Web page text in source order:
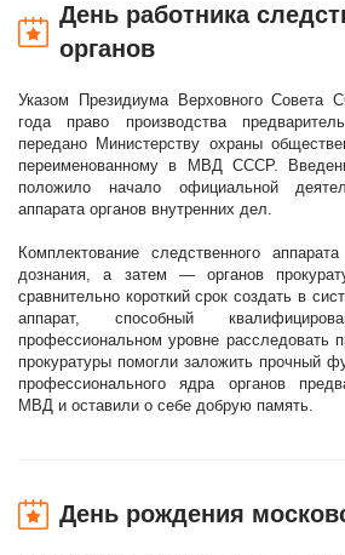
День работника
органов
Указом Президиума Верховного
года право производства
передано Министерству охраны
переименованному в МВД СССР.
положило начало официальной
аппарата органов внутренних дел.
Комплектование следственного
дознания, а затем — органов
сравнительно короткий срок создать в
аппарат, способный
профессиональном уровне расследовать
прокуратуры помогли заложить прочный
профессионального ядра органов
МВД и оставили о себе добрую память.
День рождения